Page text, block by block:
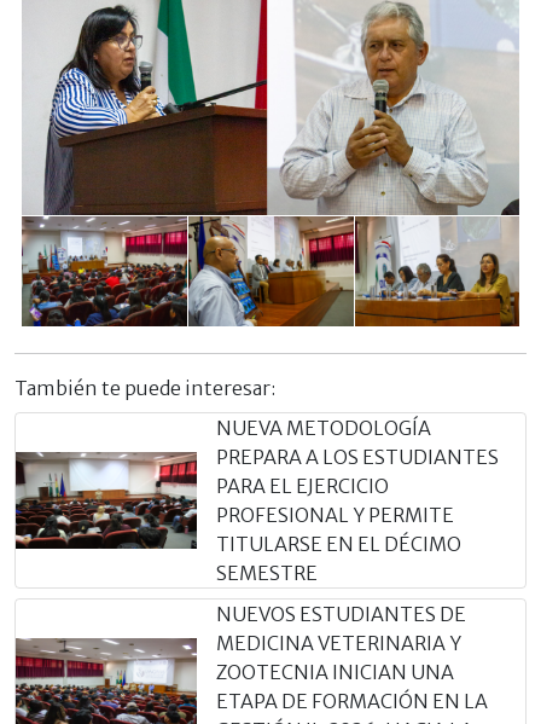
También te puede interesar:
NUEVA METODOLOGÍA
PREPARA A LOS ESTUDIANTES
PARA EL EJERCICIO
PROFESIONAL Y PERMITE
TITULARSE EN EL DÉCIMO
SEMESTRE
NUEVOS ESTUDIANTES DE
MEDICINA VETERINARIA Y
ZOOTECNIA INICIAN UNA
ETAPA DE FORMACIÓN EN LA